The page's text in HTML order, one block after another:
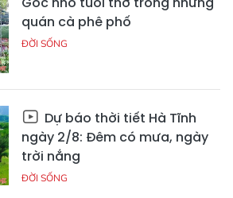
quán cà phê phố
ĐỜI SỐNG
Dự báo thời tiết Hà Tĩnh
ngày 2/8: Đêm có mưa, ngày
trời nắng
ĐỜI SỐNG